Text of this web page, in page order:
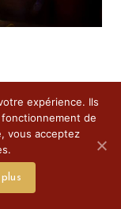
expérience. Ils
de
vous acceptez